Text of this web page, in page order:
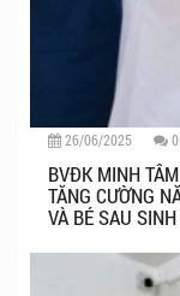
26/06/2025 0
BVĐK MINH
TĂNG CƯỜNG
VÀ BÉ SAU SINH